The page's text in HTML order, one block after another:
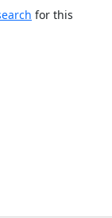
for this